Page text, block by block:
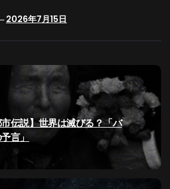
2026年7月15日
伝説】世界は滅びる？「バ
言」